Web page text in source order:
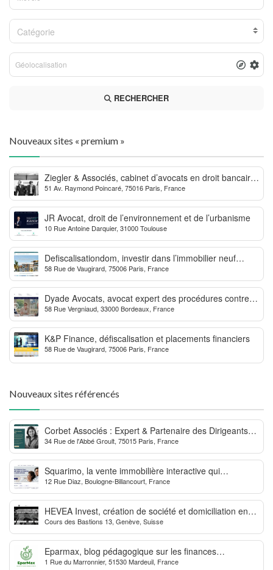
Catégorie
RECHERCHER
Nouveaux sites « premium »
Ziegler & Associés, cabinet d’avocats en droit bancaire,
cryptomonnaie et escroqueries financières
51 Av. Raymond Poincaré, 75016 Paris, France
JR Avocat, droit de l’environnement et de l’urbanisme
10 Rue Antoine Darquier, 31000 Toulouse
Defiscalisationdom, investir dans l’immobilier neuf
Outre-mer
58 Rue de Vaugirard, 75006 Paris, France
Dyade Avocats, avocat expert des procédures contre la
MDPH
58 Rue Vergniaud, 33000 Bordeaux, France
K&P Finance, défiscalisation et placements financiers
58 Rue de Vaugirard, 75006 Paris, France
Nouveaux sites référencés
Corbet Associés : Expert & Partenaire des Dirigeants
d’Entreprise
34 Rue de l'Abbé Groult, 75015 Paris, France
Squarimo, la vente immobilière interactive qui
dynamise les transactions
12 Rue Diaz, Boulogne-Billancourt, France
HEVEA Invest, création de société et domiciliation en
Suisse
Cours des Bastions 13, Genève, Suisse
Eparmax, blog pédagogique sur les finances
personnelles
1 Rue du Marronnier, 51530 Mardeuil, France